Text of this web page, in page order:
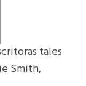
tales
Smith,